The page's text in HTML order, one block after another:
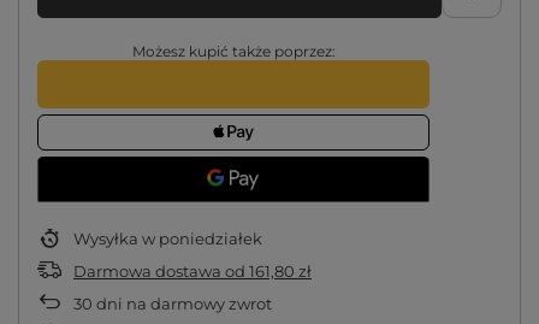
Możesz kupić także poprzez:
Wysyłka w poniedziałek
Darmowa dostawa od 161,80 zł
30 dni na darmowy zwrot